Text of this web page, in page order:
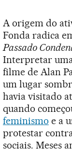
A origem do
Fonda radica
Passado
Interpretar
filme de Alan
um lugar
havia visitado
quando
feminismo e a
protestar
sociais. Meses